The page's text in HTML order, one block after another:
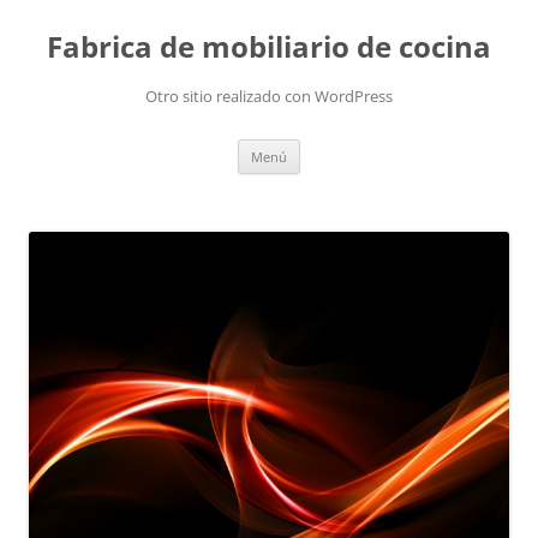
Fabrica de mobiliario de cocina
Otro sitio realizado con WordPress
Menú